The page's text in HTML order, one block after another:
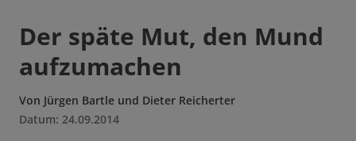
Der späte Mut, den Mund
aufzumachen
Von Jürgen Bartle und Dieter Reicherter
Datum: 24.09.2014